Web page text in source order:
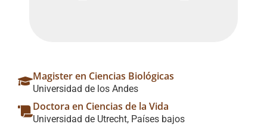
Magister en Ciencias Biológicas
Universidad de los Andes
Doctora en Ciencias de la Vida
Universidad de Utrecht, Países bajos